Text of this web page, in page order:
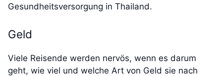
Gesundheitsversorgung in Thailand.
Geld
Viele Reisende werden nervös, wenn es darum
geht, wie viel und welche Art von Geld sie nach